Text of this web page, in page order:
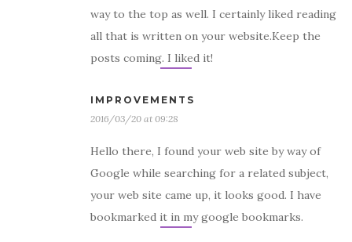
way to the top as well. I certainly liked reading
all that is written on your website.Keep the
posts coming. I liked it!
IMPROVEMENTS
2016/03/20 at 09:28
Hello there, I found your web site by way of
Google while searching for a related subject,
your web site came up, it looks good. I have
bookmarked it in my google bookmarks.